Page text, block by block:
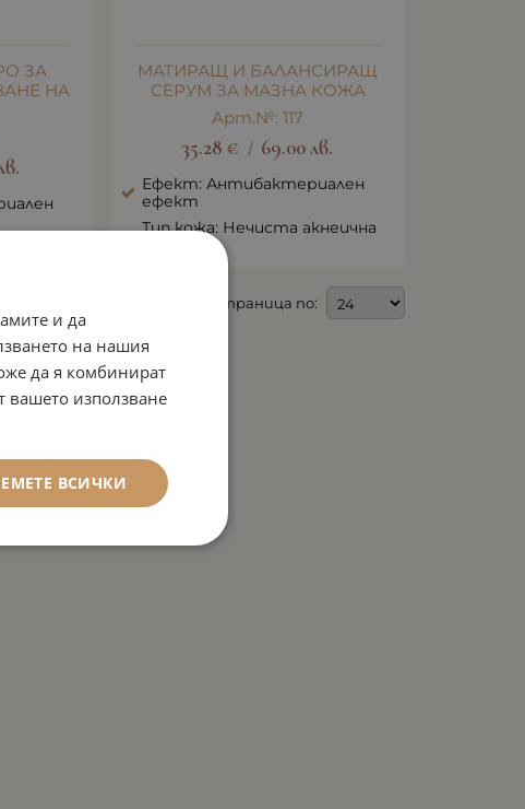
ЗА
НА
МАТИРАЩ И БАЛАНСИРАЩ
СЕРУМ ЗА МАЗНА КОЖА
Арт.№: 117
35.28 € / 69.00 лв.
Ефект: Антибактериален
ефект
Тип кожа: Нечиста акнеична
На страница по:
и да
на нашия
да я комбинират
вашето използване
ВСИЧКИ